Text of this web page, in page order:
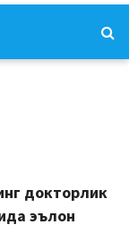
докторлик
эълон